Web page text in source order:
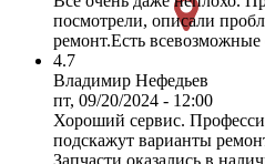
посмотрели, описали
ремонт.Есть всевозможные
4.7
Владимир Нефедьев
пт, 09/20/2024 - 12:00
Хороший сервис.
подскажут варианты